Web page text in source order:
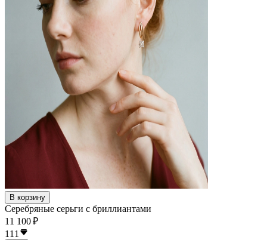
В корзину
Серебряные серьги с бриллиантами
11 100 ₽
111